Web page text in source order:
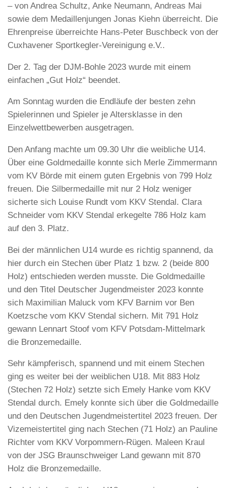
– von Andrea Schultz, Anke Neumann, Andreas Mai
sowie dem Medaillenjungen Jonas Kiehn überreicht. Die
Ehrenpreise überreichte Hans-Peter Buschbeck von der
Cuxhavener Sportkegler-Vereinigung e.V..
Der 2. Tag der DJM-Bohle 2023 wurde mit einem
einfachen „Gut Holz“ beendet.
Am Sonntag wurden die Endläufe der besten zehn
Spielerinnen und Spieler je Altersklasse in den
Einzelwettbewerben ausgetragen.
Den Anfang machte um 09.30 Uhr die weibliche U14.
Über eine Goldmedaille konnte sich Merle Zimmermann
vom KV Börde mit einem guten Ergebnis von 799 Holz
freuen. Die Silbermedaille mit nur 2 Holz weniger
sicherte sich Louise Rundt vom KKV Stendal. Clara
Schneider vom KKV Stendal erkegelte 786 Holz kam
auf den 3. Platz.
Bei der männlichen U14 wurde es richtig spannend, da
hier durch ein Stechen über Platz 1 bzw. 2 (beide 800
Holz) entschieden werden musste. Die Goldmedaille
und den Titel Deutscher Jugendmeister 2023 konnte
sich Maximilian Maluck vom KFV Barnim vor Ben
Koetzsche vom KKV Stendal sichern. Mit 791 Holz
gewann Lennart Stoof vom KFV Potsdam-Mittelmark
die Bronzemedaille.
Sehr kämpferisch, spannend und mit einem Stechen
ging es weiter bei der weiblichen U18. Mit 883 Holz
(Stechen 72 Holz) setzte sich Emely Hanke vom KKV
Stendal durch. Emely konnte sich über die Goldmedaille
und den Deutschen Jugendmeistertitel 2023 freuen. Der
Vizemeistertitel ging nach Stechen (71 Holz) an Pauline
Richter vom KKV Vorpommern-Rügen. Maleen Kraul
von der JSG Braunschweiger Land gewann mit 870
Holz die Bronzemedaille.